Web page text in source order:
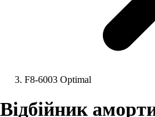
F8-6003 Optimal
Відбійник